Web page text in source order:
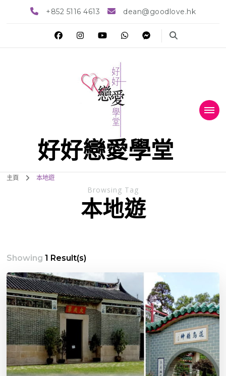
+852 5116 4613 dean@goodlove.hk
好好戀愛學堂
主頁 本地遊
Browsing Tag
本地遊
Showing1 Result(s)